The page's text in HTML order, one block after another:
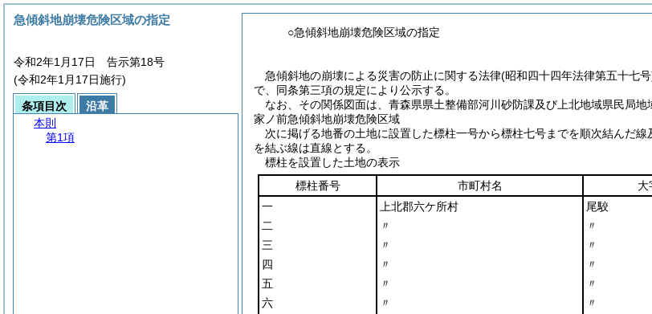
○急傾斜地崩壊危険区域の指定
急傾斜地の崩壊による災害の防止に関する法律(昭和四十四年法律第五十七
で、同条第三項の規定により公示する。
なお、その関係図面は、青森県県土整備部河川砂防課及び上北地域県民局地
家ノ前急傾斜地崩壊危険区域
次に掲げる地番の土地に設置した標柱一号から標柱七号までを順次結んだ
を結ぶ線は直線とする。
標柱を設置した土地の表示
標柱番号
市町村名 大
一
上北郡六ケ所村 尾駮
二
〃 〃
三
〃 〃
四
〃 〃
五
〃 〃
六
〃 〃
急傾斜地崩壊危険区域の指定
令和2年1月17日 告示第18号
(令和2年1月17日施行)
条項目次
沿革
本則
第1項